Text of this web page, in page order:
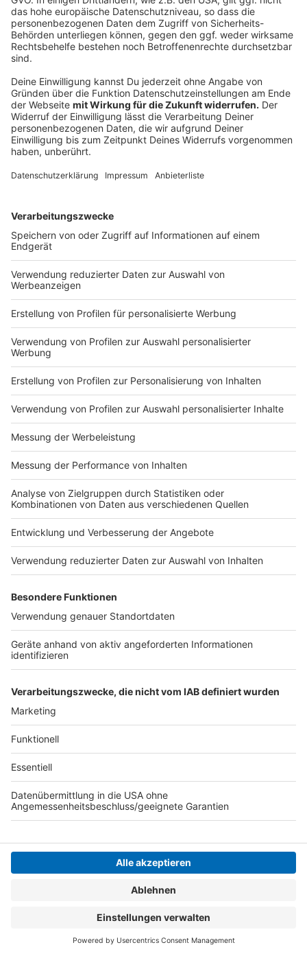
Kunden oder Beschäftigte mit Corona-ähnlichen
Symptomen dürfen Friseurgeschäfte nicht
betreten.
Kunden und Friseure müssen Mund und Nase
bedecken
Friseure wechseln bei jedem Kunden Ihre
Einmalhandschuhe
Scheren und Kämme sind nach jedem Kunden mit
einem fettlösenden Reiniger zu reinigen
Trockenhaarschnitte sind nicht erlaubt.
Anzeige
Kosmetische Behandlungen, Tattoo und
Piercingstudios
Anzeige
Kosmetiker, Fußpfleger und Nageldesigner dürfen am
Niederrhein seit dem
11. Mai
wieder öffnen. Auch hier
gelten strengste Hygienekonzepte, damit diese
schrittweise Öffnung wieder ermöglicht werden kann.
Seit dem20. Maidürfen auch Tattoowierer und
Piercer Ihre Studios unter Einhaltung strenger
Hygieneregeln wieder öffnen.
Krankenhausbetrieb
Anzeige
Jedes dritte Intensivbett in NRW ist aktuell frei, jeder
dritte Beatmungsplatz in unseren Kliniken ist frei.
Daher soll der Betrieb in unseren Krankenhäusern nun
wieder normaler stattfinden. Abgesagte Operationen
sollen nun wieder gemacht werden können.
Anzeige
Busreisen
Busses die Hände waschen oder desinfizieren. "Auf
nicht kontaktfreie Begrüßungsrituale (Händeschütteln
festen Platz. Die Fahrgäste sind beim Ein- und